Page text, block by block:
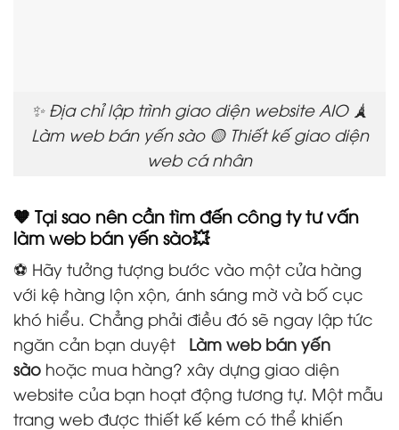
✨ Địa chỉ lập trình giao diện website AIO 🗼
Làm web bán yến sào 🟡 Thiết kế giao diện
web cá nhân
🧡 Tại sao nên cần tìm đến công ty tư vấn
làm web bán yến sào💥
⚽ Hãy tưởng tượng bước vào một cửa hàng
với kệ hàng lộn xộn, ánh sáng mờ và bố cục
khó hiểu. Chẳng phải điều đó sẽ ngay lập tức
ngăn cản bạn duyệt
Làm web bán yến
sào hoặc mua hàng? xây dựng giao diện
website của bạn hoạt động tương tự. Một mẫu
trang web được thiết kế kém có thể khiến